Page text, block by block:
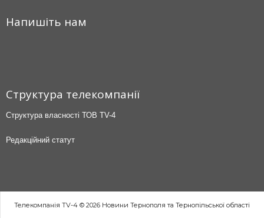
Напишіть нам
Структура телекомпанії
Структура власності ТОВ TV-4
Редакційний статут
Телекомпанія TV-4 © 2026 Новини Тернополя та Тернопільської області